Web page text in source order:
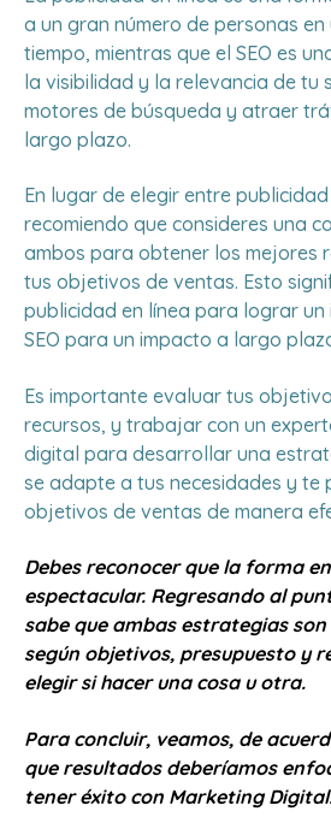
a un gran número de personas
tiempo, mientras que el SEO es
la visibilidad y la relevancia de tu
motores de búsqueda y atraer
largo plazo.
En lugar de elegir entre publicidad
recomiendo que consideres una
ambos para obtener los mejores
tus objetivos de ventas. Esto
publicidad en línea para lograr
SEO para un impacto a largo
Es importante evaluar tus
recursos, y trabajar con un
digital para desarrollar una
se adapte a tus necesidades y te
objetivos de ventas de manera
Debes reconocer que la forma
espectacular. Regresando al
sabe que ambas estrategias son
según objetivos, presupuesto y
elegir si hacer una cosa u otra.
Para concluir, veamos, de
que resultados deberíamos
tener éxito con Marketing